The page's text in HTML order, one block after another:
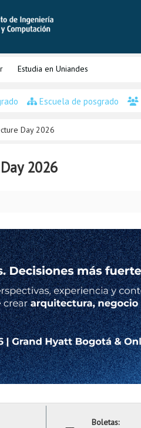
Estudia en Uniandes
Escuela de posgrado
Day 2026
2026
Boletas: